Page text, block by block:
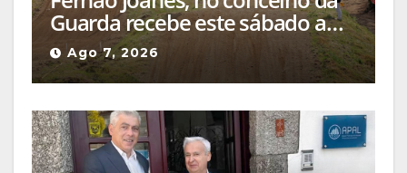
Guarda recebe este sábado a
Etapa do Campeonato Nacional
de Supercross
Ago 7, 2026